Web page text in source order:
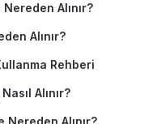
Alınır?
Alınır?
Rehberi
Alınır?